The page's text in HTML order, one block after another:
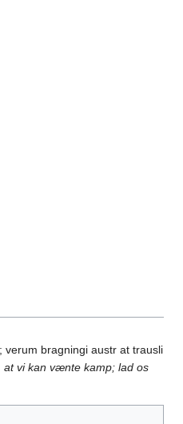
bragningi austr at trausli
vi kan vænte kamp; lad os